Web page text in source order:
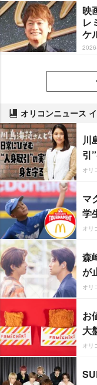
映
レ
ケ
オリコンニュース
川
引
オリ
マ
学
オリ
森
が
オリ
お
大
オリ